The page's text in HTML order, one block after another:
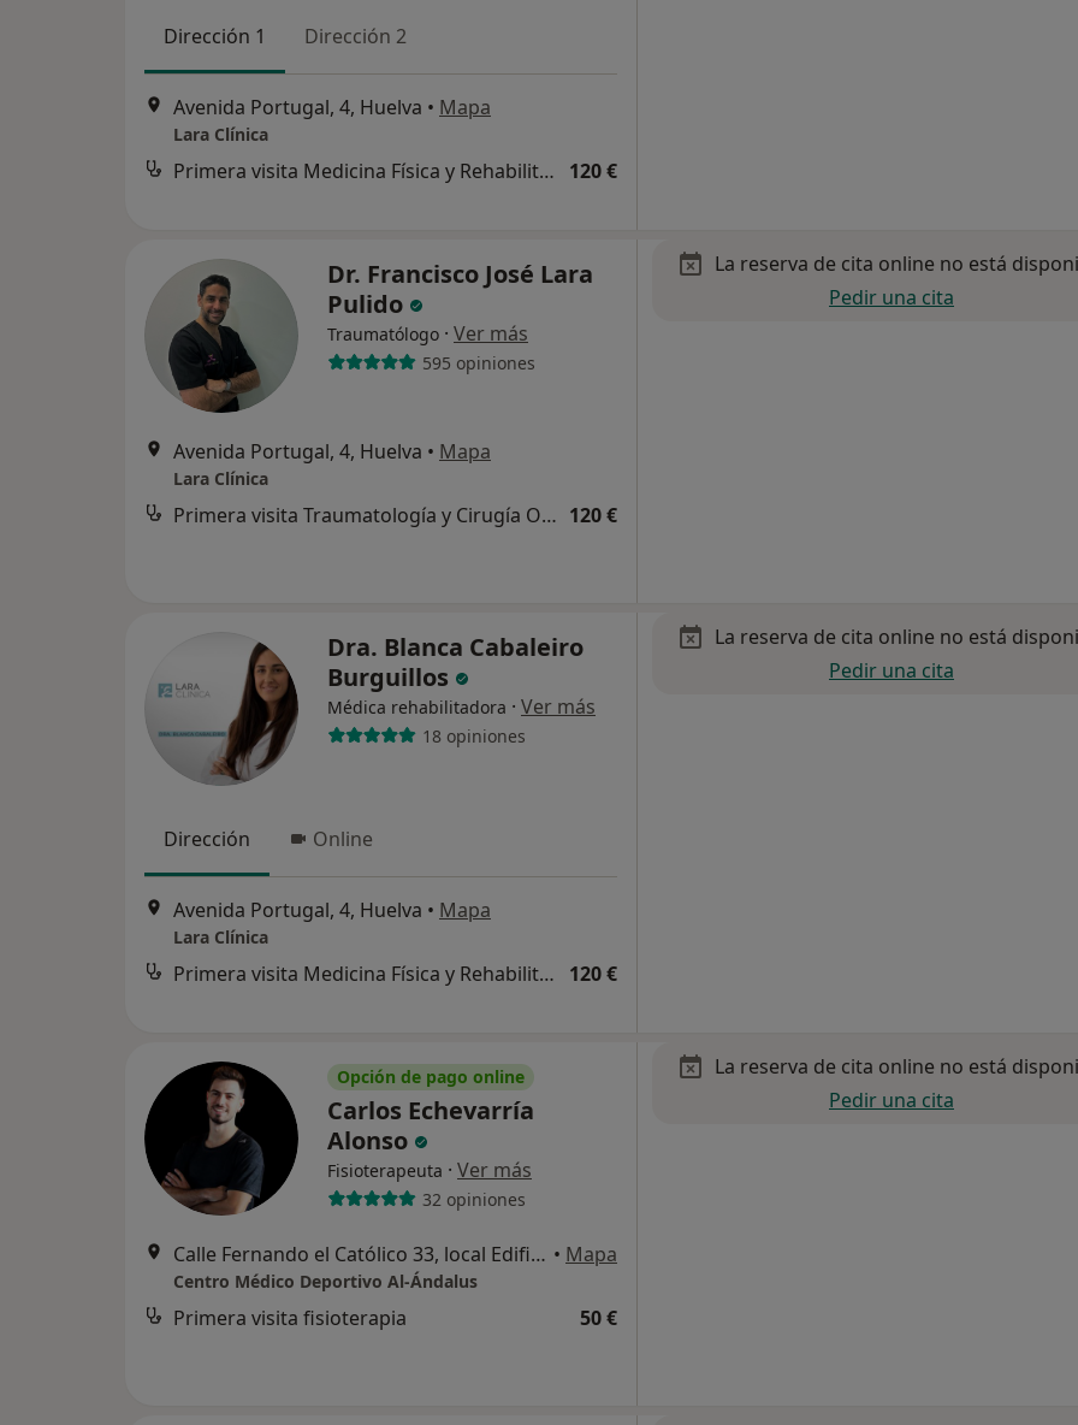
Dirección 1 Dirección 2
Avenida Portugal, 4, Huelva • Mapa
Lara Clínica
Primera visita Medicina Física y Rehabilitación 120 €
Dr. Francisco José Lara
Pulido
Traumatólogo · Ver más
595 opiniones
Avenida Portugal, 4, Huelva • Mapa
Lara Clínica
Primera visita Traumatología y Cirugía Ortopédica 120 €
La reserva de cita online no está
Pedir una cita
Dra. Blanca Cabaleiro
Burguillos
Médica rehabilitadora · Ver más
18 opiniones
Dirección Online
Avenida Portugal, 4, Huelva • Mapa
Lara Clínica
Primera visita Medicina Física y Rehabilitación 120 €
La reserva de cita online no está
Pedir una cita
Opción de pago online
Carlos Echevarría
Alonso
Fisioterapeuta · Ver más
32 opiniones
Calle Fernando el Católico 33, local Edificio Colón, Huelva • Mapa
Centro Médico Deportivo Al-Ándalus
Primera visita fisioterapia 50 €
La reserva de cita online no está
Pedir una cita